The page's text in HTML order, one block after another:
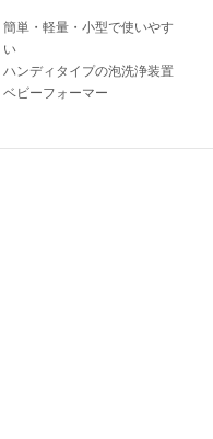
簡単・軽量・小型で使いやす
い
ハンディタイプの泡洗浄装置
ベビーフォーマー